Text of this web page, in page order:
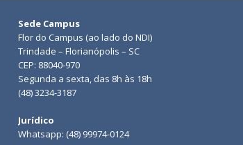
Sede Campus
Flor do Campus (ao lado do NDI)
Trindade – Florianópolis – SC
CEP: 88040-970
Segunda a sexta, das 8h às 18h
(48) 3234-3187
Jurídico
Whatsapp: (48) 99974-0124